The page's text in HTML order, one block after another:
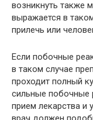
возникнуть также
выражается в
прилечь или
Если побочные
в таком случае
проходит полный
сильные побочные
прием лекарства и